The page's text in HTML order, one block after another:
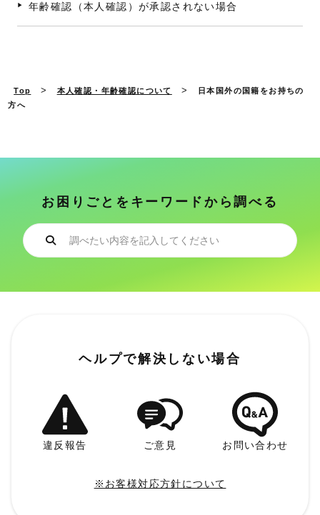
年齢確認（本人確認）が承認されない場合
Top > 本人確認・年齢確認について >
日本国外の国籍をお持ちの
方へ
お困りごとをキーワードから調べる
ヘルプで解決しない場合
違反報告 ご意見 お問い合わせ
※お客様対応方針について